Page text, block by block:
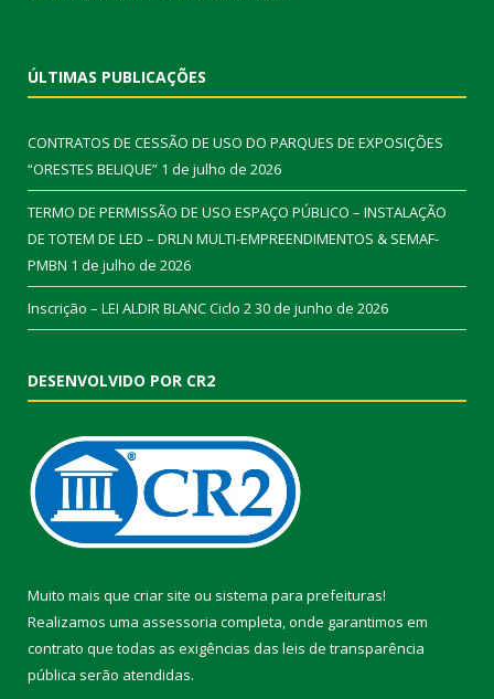
ÚLTIMAS PUBLICAÇÕES
CONTRATOS DE CESSÃO DE USO DO PARQUES DE EXPOSIÇÕES
“ORESTES BELIQUE” 1 de julho de 2026
TERMO DE PERMISSÃO DE USO ESPAÇO PÚBLICO – INSTALAÇÃO
DE TOTEM DE LED – DRLN MULTI-EMPREENDIMENTOS & SEMAF-
PMBN 1 de julho de 2026
Inscrição – LEI ALDIR BLANC Ciclo 230 de junho de 2026
DESENVOLVIDO POR CR2
Muito mais que criar site ou sistema para prefeituras!
Realizamos uma assessoria completa, onde garantimos em
contrato que todas as exigências das leis de transparência
pública serão atendidas.